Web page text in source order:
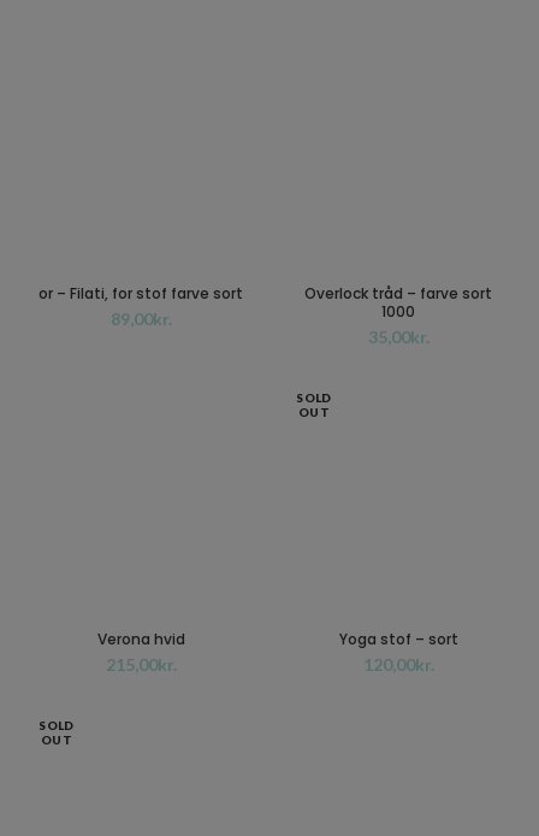
or – Filati, for stof farve sort
kr.
Overlock tråd – farve sort
1000
kr.
Verona hvid
kr.
SOLD
OUT
Yoga stof – sort
kr.
SOLD
OUT